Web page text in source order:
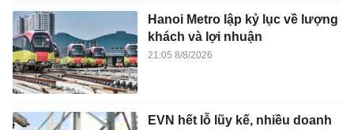
Hanoi Metro lập kỷ lục về lượng
khách và lợi nhuận
21:05 8/8/2026
EVN hết lỗ lũy kế, nhiều doanh